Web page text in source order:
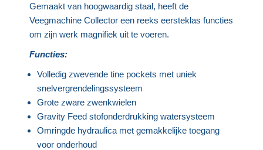
Gemaakt van hoogwaardig staal, heeft de
Veegmachine Collector een reeks eersteklas functies
om zijn werk magnifiek uit te voeren.
Functies:
Volledig zwevende tine pockets met uniek
snelvergrendelingssysteem
Grote zware zwenkwielen
Gravity Feed stofonderdrukking watersysteem
Omringde hydraulica met gemakkelijke toegang
voor onderhoud